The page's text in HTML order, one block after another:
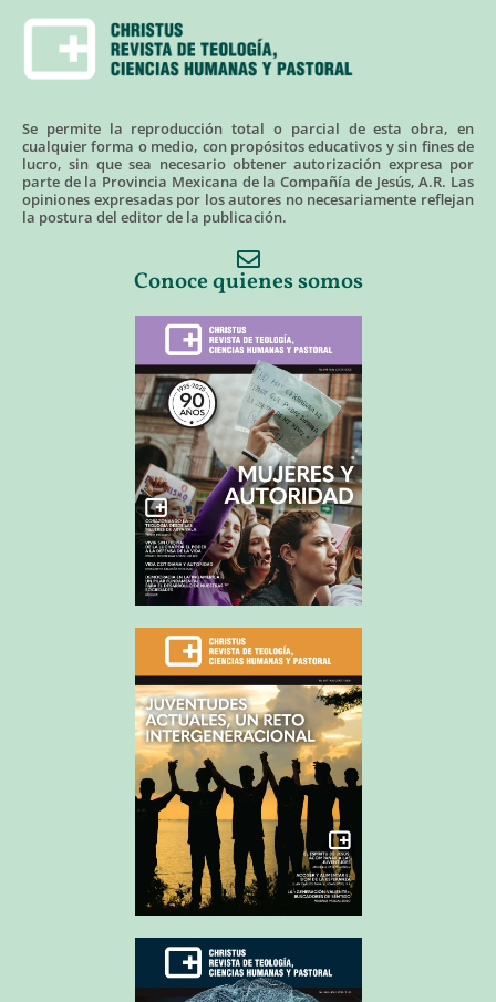
Se permite la reproducción total o parcial de esta obra, en
cualquier forma o medio, con propósitos educativos y sin fines de
lucro, sin que sea necesario obtener autorización expresa por
parte de la Provincia Mexicana de la Compañía de Jesús, A.R. Las
opiniones expresadas por los autores no necesariamente reflejan
la postura del editor de la publicación.
Conoce quienes somos